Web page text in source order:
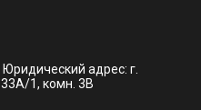
адрес: г.
1, комн. 3В